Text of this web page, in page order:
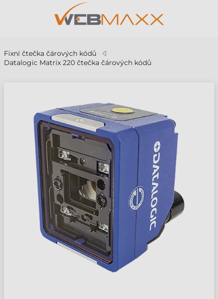
Fixní čtečka čárových kódů
Datalogic Matrix 220 čtečka čárových kódů